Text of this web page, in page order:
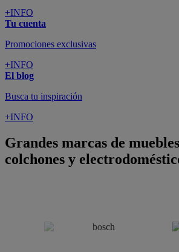
+INFO
Tu cuenta
Promociones exclusivas
+INFO
El blog
Busca tu inspiración
+INFO
Grandes marcas de
colchones y